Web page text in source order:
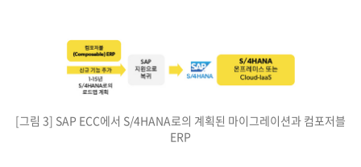
[그림 3] SAP ECC에서 S/4HANA로의 계획된 마이그레이션과 컴포저블
ERP